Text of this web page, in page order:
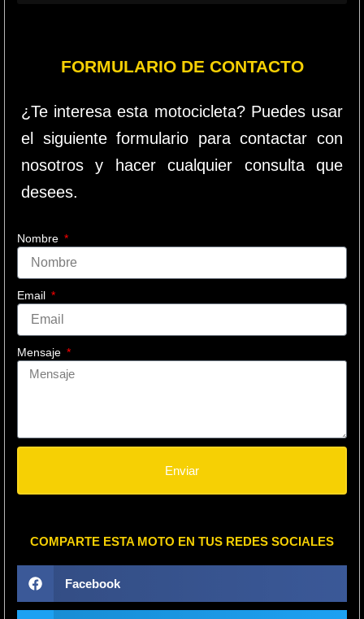
FORMULARIO DE CONTACTO
¿Te interesa esta motocicleta? Puedes usar
el siguiente formulario para contactar con
nosotros y hacer cualquier consulta que
desees.
Nombre
Email
Mensaje
Enviar
COMPARTE ESTA MOTO EN TUS REDES SOCIALES
Facebook